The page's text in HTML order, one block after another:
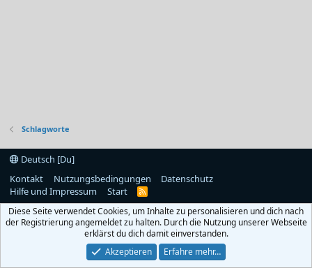
Schlagworte
Deutsch [Du]
Kontakt
Nutzungsbedingungen
Datenschutz
Hilfe und Impressum
Start
R
S
Diese Seite verwendet Cookies, um Inhalte zu personalisieren und dich nach
der Registrierung angemeldet zu halten. Durch die Nutzung unserer Webseite
erklärst du dich damit einverstanden.
Akzeptieren
Erfahre mehr…